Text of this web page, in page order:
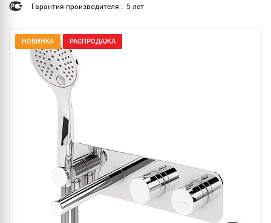
Гарантия производителя : 5 лет
НОВИНКА РАСПРОДАЖА